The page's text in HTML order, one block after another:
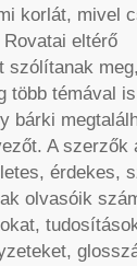
korlát, mivel
eltérő
szólítanak
több témával is
bárki
A szerzők
érdekes,
olvasóik